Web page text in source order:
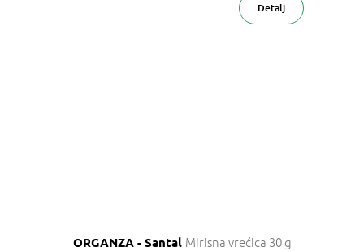
Detalj
ORGANZA - Santal Mirisna vrećica 30 g